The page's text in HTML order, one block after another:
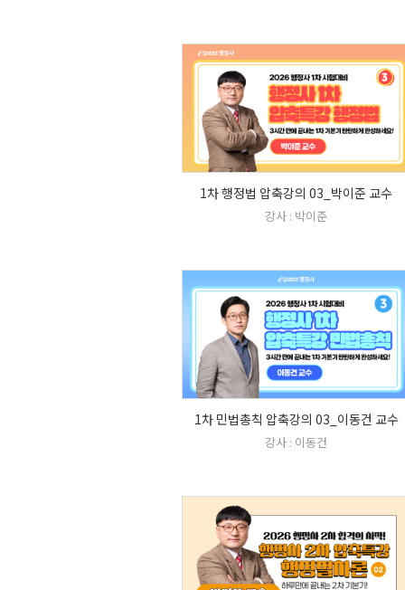
1차 행정법 압축강의 03_박이준 교수
강사 : 박이준
1차 민법총칙 압축강의 03_이동건 교수
강사 : 이동건